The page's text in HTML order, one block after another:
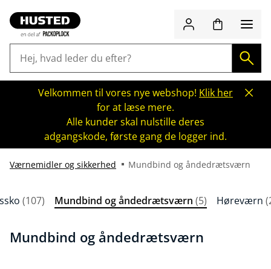
Velkommen til vores nye webshop! Klik her
for at læse mere.
Alle kunder skal nulstille deres
adgangskode, første gang de logger ind.
Værnemidler og sikkerhed Mundbind og åndedrætsværn
(107) Mundbind og åndedrætsværn (5) Høreværn
Mundbind og åndedrætsværn